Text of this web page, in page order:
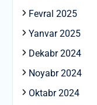
Fevral 2025
Yanvar 2025
Dekabr 2024
Noyabr 2024
Oktabr 2024